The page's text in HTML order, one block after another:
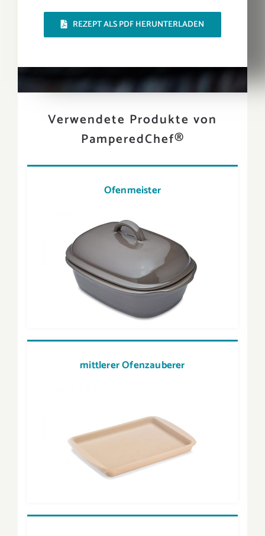
REZEPT ALS PDF HERUNTERLADEN
Verwendete Produkte von
PamperedChef®
Ofenmeister
mittlerer Ofenzauberer